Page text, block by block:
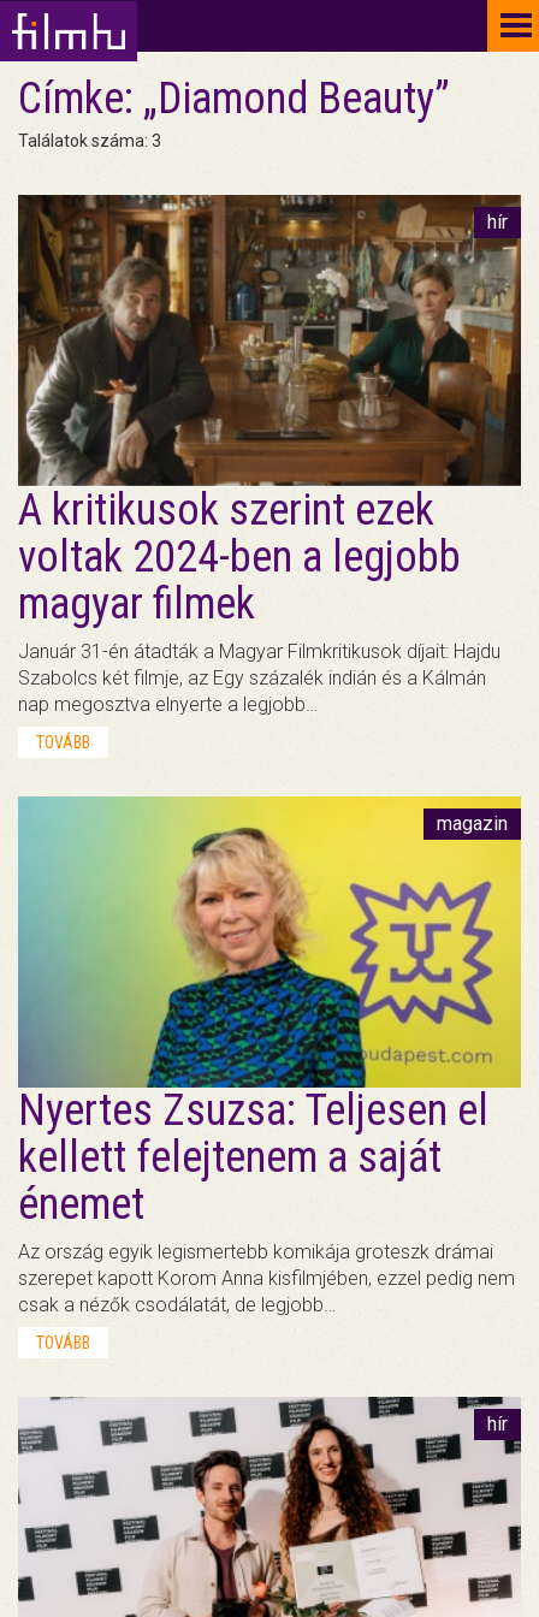
Címke: „Diamond Beauty”
Találatok száma: 3
hír
A kritikusok szerint ezek
voltak 2024-ben a legjobb
magyar filmek
Január 31-én átadták a Magyar Filmkritikusok díjait: Hajdu
Szabolcs két filmje, az Egy százalék indián és a Kálmán
nap megosztva elnyerte a legjobb…
TOVÁBB
magazin
Nyertes Zsuzsa: Teljesen el
kellett felejtenem a saját
énemet
Az ország egyik legismertebb komikája groteszk drámai
szerepet kapott Korom Anna kisfilmjében, ezzel pedig nem
csak a nézők csodálatát, de legjobb…
TOVÁBB
hír